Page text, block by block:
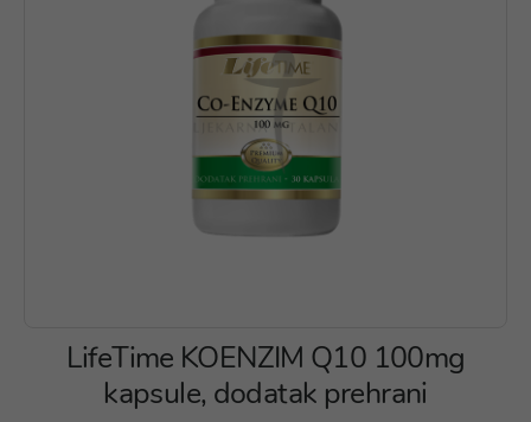
LifeTime KOENZIM Q10 100mg
kapsule, dodatak prehrani